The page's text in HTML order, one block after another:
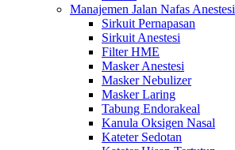
Manajemen Jalan Nafas Anestesi
Sirkuit Pernapasan
Sirkuit Anestesi
Filter HME
Masker Anestesi
Masker Nebulizer
Masker Laring
Tabung Endorakeal
Kanula Oksigen Nasal
Kateter Sedotan